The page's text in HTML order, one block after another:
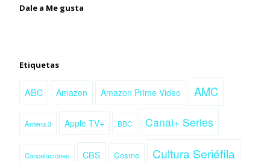
Dale a Me gusta
Etiquetas
ABC Amazon Amazon Prime Video AMC
Antena 3 Apple TV+ BBC Canal+ Series
Cancelaciones CBS Cosmo Cultura Seriéfila